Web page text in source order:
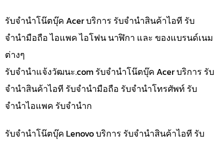
รับจำนำโน๊ตบุ๊ค Acer บริการ รับจำนำสินค้าไอที รับ
จำนำมือถือ ไอแพค ไอโฟน นาฬิกา และ ของแบรนด์เนม
ต่างๆ
รับจํานําแจ้งวัฒนะ.com รับจำนำโน๊ตบุ๊ค Acer บริการ รับ
จำนำสินค้าไอที รับจำนำมือถือ รับจำนำโทรศัพท์ รับ
จำนำไอแพค รับจำนำก
รับจำนำโน๊ตบุ๊ค Lenovo บริการ รับจำนำสินค้าไอที รับ